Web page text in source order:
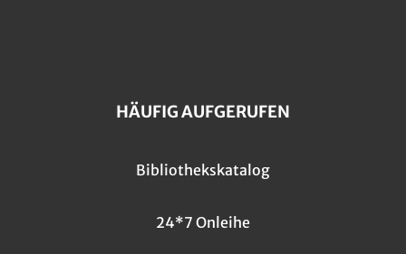
HÄUFIG AUFGERUFEN
Bibliothekskatalog
24*7 Onleihe